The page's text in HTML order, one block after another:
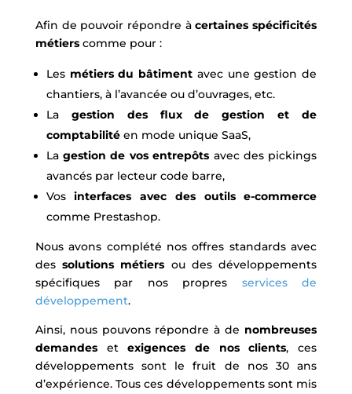
Afin de pouvoir répondre àcertaines spécificités
métierscomme pour :
Les métiers du bâtiment avec une gestion de
chantiers, à l’avancée ou d’ouvrages, etc.
La gestion des flux de gestion et de
comptabilitéen mode unique SaaS,
Lagestion de vos entrepôts avec des pickings
avancés par lecteur code barre,
Vosinterfaces avec des outils e-commerce
comme Prestashop.
Nous avons complété nos offres standards avec
dessolutions métiers ou des développements
spécifiques par nos propres services de
développement.
Ainsi, nous pouvons répondre à de nombreuses
demandesetexigences de nos clients, ces
développements sont le fruit de nos 30 ans
d’expérience. Tous ces développements sont mis